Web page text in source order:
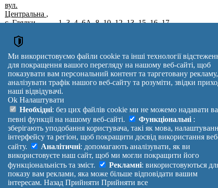
Поштові індекси України. Оновлено : 07-08-2026.
вул.
Центральна ,
с. Глядки,
р-н,
Хмельницька
обл.
1, 3, 4, 6А, 8, 10, 12, 13, 15, 16, 17,
Вулиця № будинків
Індекс
reklama
Правила
Допомога
Платні
послуги
конфіденційності
Маніфест
Про проект
зв'язок
Україна
Увійти|
Вихід
Ми використовуємо файли cookie та інші технології
для покращення вашого перегляду на нашому веб-сайті, щоб
показувати вам персональний контент та таргетовану рекламу,
аналізувати трафік нашого веб-сайту та розуміти, звідки
наші відвідувачі.
Ok Налаштувати
Необхідні: без цих файлів cookie ми не можемо надавати
певні функції на нашому веб-сайті.
Функціональні :
зберігають уподобання користувача, такі як мова,
інтерфейсу та регіон, щоб покращити досвід використання
сайту.
Аналітичні: допомагають аналізувати, як ви
використовуєте наш сайт, щоб ми могли покращити його
функціональність та зміст.
Рекламні: використовуються
показу вам реклами, яка може більше відповідати вашим
інтересам. Назад Прийняти Прийняти все